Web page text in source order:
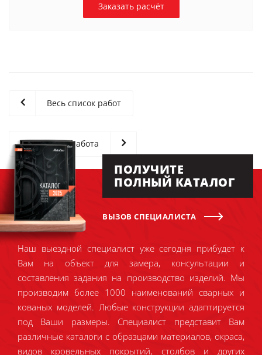
Заказать расчёт
Весь список работ
Следующая работа
ПОЛУЧИТЕ
ПОЛНЫЙ КАТАЛОГ
ВЫЗОВ СПЕЦИАЛИСТА
Наш выездной специалист уже сегодня прибудет к
Вам на объект для замера, консультации и
составления задания на производство изделий. Мы
производим более 1000 наименований сварных и
кованых моделей. Любые конструкции адаптируется
под Ваши размеры. Специалист представит Вам
различные каталоги с образцами материалов, окраса,
видов кровельных покрытий, столбов и других